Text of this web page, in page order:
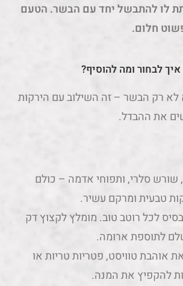
לו להתבשל יחד עם הבשר. הטעם
חלום.
איך לבחור ומה להוסיף?
לא רק הבשר – זה השילוב עם הירקות
את ההבדל.
שורש סלרי, ותפוחי אדמה – כולם
טבעית ומרקם עשיר.
לכל רוטב טוב. מומלץ לקצוץ דק
לתוספת ארומה.
אוהבת טוויסט, פטריות טריות או
להקפיץ את המנה.